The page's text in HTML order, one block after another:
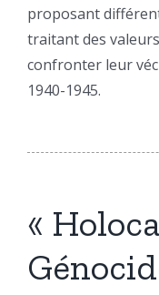
proposant
traitant des
confronter leur
1940-1945.
«